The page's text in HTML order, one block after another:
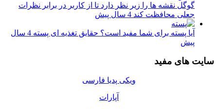
گوگل نقشه ها را زیر نظر دارد تا از کاربر در برابر نظرات
جعلی محافظت کند 4 سال پیش
آیا پسته برای شما مفید است؟ حقایق تغذیه ای پسته
4 سال
پیش
سایت های مفید
ویکی پدیا فارسی
آپارات